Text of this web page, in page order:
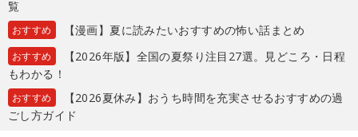
覧
おすすめ 【漫画】夏に読みたいおすすめの怖い話まとめ
おすすめ
【2026年版】全国の夏祭り注目27選。見どころ・日程
もわかる！
おすすめ
【2026夏休み】おうち時間を充実させるおすすめの過
ごし方ガイド